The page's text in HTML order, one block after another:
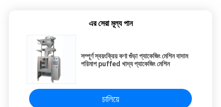
এর সেরা মূল্য পান
সম্পূর্ণ স্বয়ংক্রিয় কণা গুঁড়া প্যাকেজিং মেশিন বাদাম
পরিমাপ puffed খাদ্য প্যাকেজিং মেশিন
চালিয়ে